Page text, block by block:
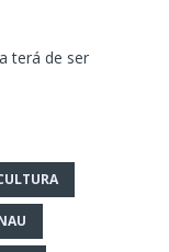
terá de ser